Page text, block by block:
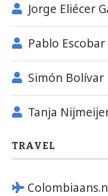
Jorge Eliécer
Pablo
Simón Bolívar
Tanja
TRAVEL